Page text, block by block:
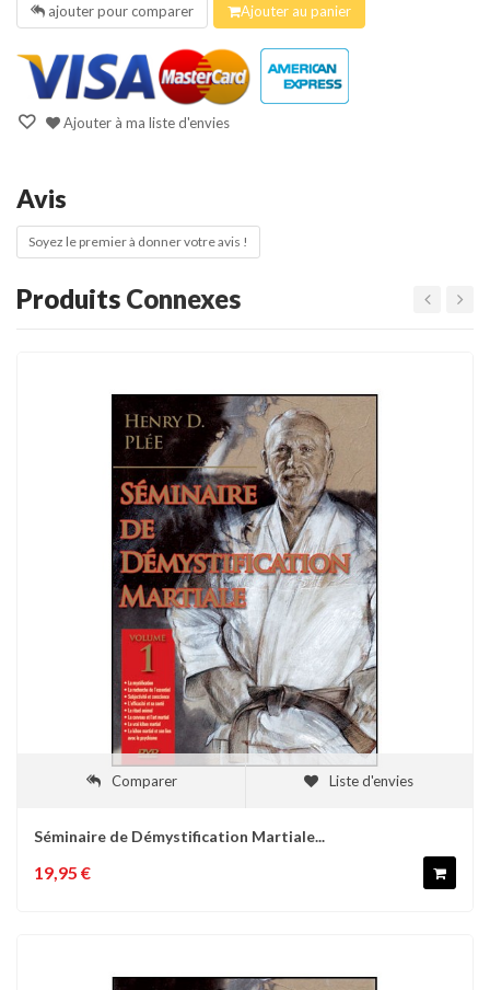
ajouter pour comparer Ajouter au panier
Ajouter à ma liste d'envies
Avis
Soyez le premier à donner votre avis !
Produits Connexes
Comparer Liste d'envies
Séminaire de Démystification Martiale...
19,95 €